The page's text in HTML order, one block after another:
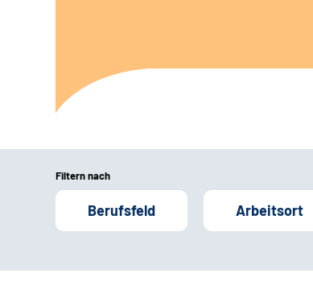
Filtern nach
Berufsfeld Arbeitsort